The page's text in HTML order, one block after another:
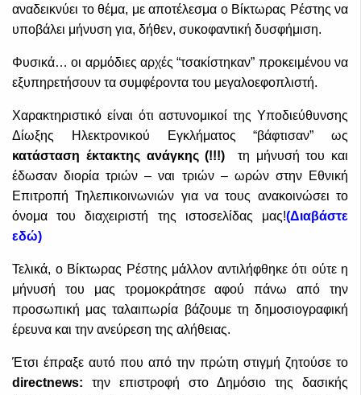
αναδεικνύει το θέμα, με αποτέλεσμα ο Βίκτωρας Ρέστης να
υποβάλει μήνυση για, δήθεν, συκοφαντική δυσφήμιση.
Φυσικά… οι αρμόδιες αρχές “τσακίστηκαν” προκειμένου να
εξυπηρετήσουν τα συμφέροντα του μεγαλοεφοπλιστή.
Χαρακτηριστικό είναι ότι αστυνομικοί της Υποδιεύθυνσης
Δίωξης Ηλεκτρονικού Εγκλήματος “βάφτισαν” ως
κατάσταση έκτακτης ανάγκης (!!!)
τη μήνυσή του και
έδωσαν διορία τριών – ναι τριών – ωρών στην Εθνική
Επιτροπή Τηλεπικοινωνιών για να τους ανακοινώσει το
όνομα του διαχειριστή της ιστοσελίδας μας!(Διαβάστε
εδώ)
Τελικά, ο Βίκτωρας Ρέστης μάλλον αντιλήφθηκε ότι ούτε η
μήνυσή του μας τρομοκράτησε αφού πάνω από την
προσωπική μας ταλαιπωρία βάζουμε τη δημοσιογραφική
έρευνα και την ανεύρεση της αλήθειας.
Έτσι έπραξε αυτό που από την πρώτη στιγμή ζητούσε το
directnews: την επιστροφή στο Δημόσιο της δασικής